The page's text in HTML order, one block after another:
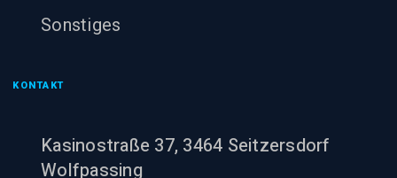
Sonstiges
KONTAKT
Kasinostraße 37, 3464 Seitzersdorf
Wolfpassing